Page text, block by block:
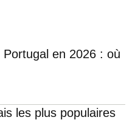
en 2026 : où
les plus populaires